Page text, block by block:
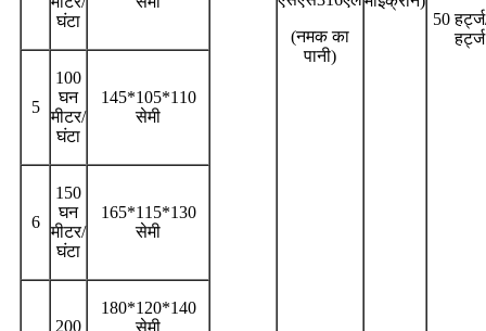
(नमक का
पानी)
50
हर्ट्ज
घंटा
5
100
घन
मीटर/
घंटा
145*105*110
सेमी
6
150
घन
मीटर/
घंटा
165*115*130
सेमी
200
180*120*140
सेमी